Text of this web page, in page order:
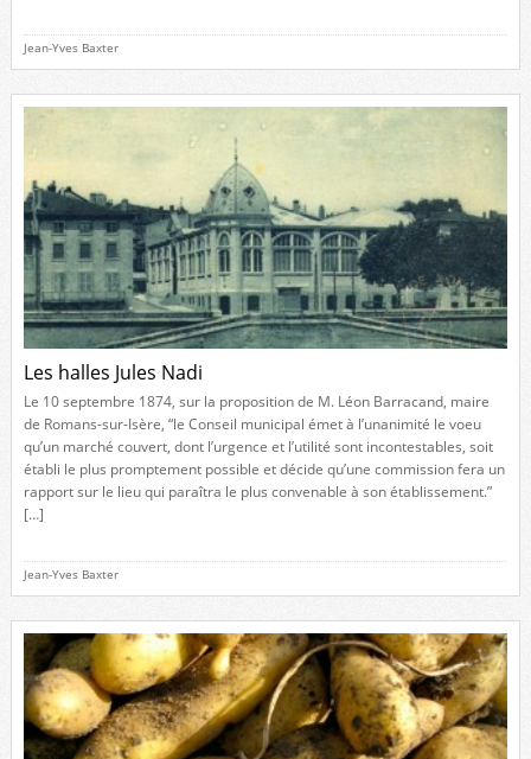
Jean-Yves Baxter
Les halles Jules Nadi
Le 10 septembre 1874, sur la proposition de M. Léon Barracand, maire
de Romans-sur-Isère, “le Conseil municipal émet à l’unanimité le voeu
qu’un marché couvert, dont l’urgence et l’utilité sont incontestables, soit
établi le plus promptement possible et décide qu’une commission fera un
rapport sur le lieu qui paraîtra le plus convenable à son établissement.”
[…]
Jean-Yves Baxter